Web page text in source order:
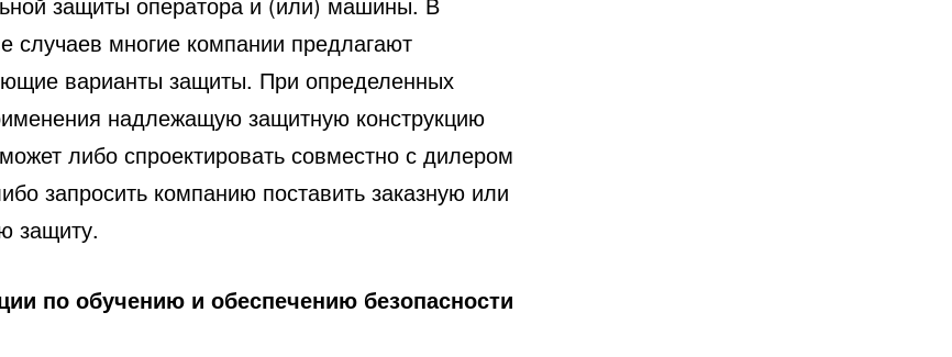
случаев многие компании предлагают
варианты защиты. При определенных
надлежащую защитную конструкцию
либо спроектировать совместно с дилером
запросить компанию поставить заказную или
защиту.
по обучению и обеспечению безопасности